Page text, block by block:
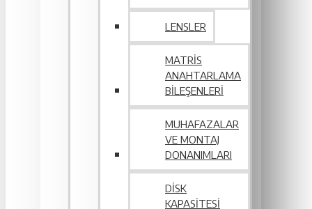
LENSLER
MATRIS
ANAHTARLAMA
BILEŞENLERI
MUHAFAZALAR
VE MONTAJ
DONANIMLARI
DISK
KAPASITESI